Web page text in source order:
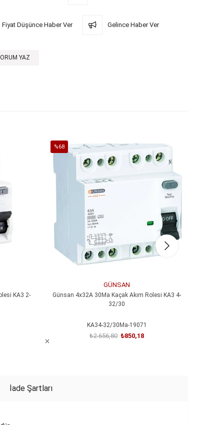
Fiyat Düşünce Haber Ver Gelince Haber Ver
YAZ
KA3 2-
%68
%68İndirim
GÜNSAN
Günsan 4x32A 30Ma Kaçak Akım Rolesi KA3 4-
32/30
KA34-32/30Ma-19071
₺850,18
₺2.656,80
İade Şartları